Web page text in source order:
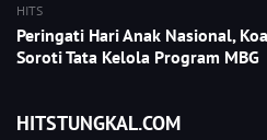
HITS
Peringati Hari Anak Nasional,
Soroti Tata Kelola Program MBG
HITSTUNGKAL.COM